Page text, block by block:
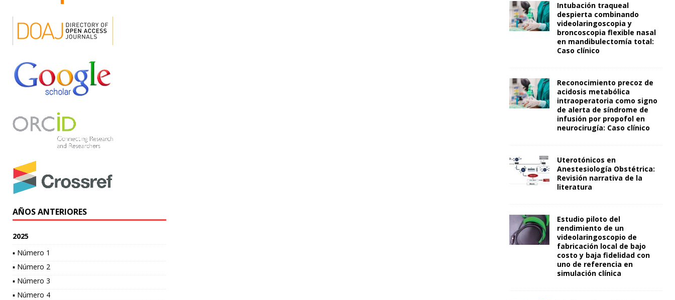
AÑOS ANTERIORES
2025
▪ Número 1
▪ Número 2
▪ Número 3
▪ Número 4
Intubación traqueal
despierta combinando
videolaringoscopia y
broncoscopia flexible nasal
en mandibulectomía total:
Caso clínico
Reconocimiento precoz de
acidosis metabólica
intraoperatoria como signo
de alerta de síndrome de
infusión por propofol en
neurocirugía: Caso clínico
Uterotónicos en
Anestesiología Obstétrica:
Revisión narrativa de la
literatura
Estudio piloto del
rendimiento de un
videolaringoscopio de
fabricación local de bajo
costo y baja fidelidad con
uno de referencia en
simulación clínica